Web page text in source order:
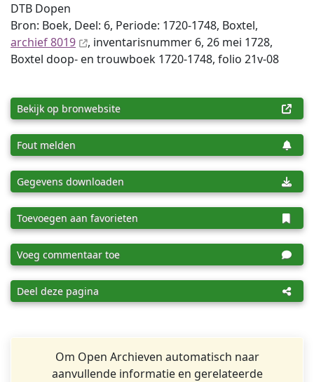
DTB Dopen
Bron: Boek, Deel: 6, Periode: 1720-1748, Boxtel,
archief 8019
, inventaris­num­mer 6, 26 mei 1728,
Boxtel doop- en trouwboek 1720-1748, folio 21v-08
Bekijk op bronwebsite
Fout melden
Gegevens downloaden
Toevoegen aan favorieten
Voeg commentaar toe
Deel deze pagina
Om Open Archieven automatisch naar
aanvullende informatie en gerelateerde